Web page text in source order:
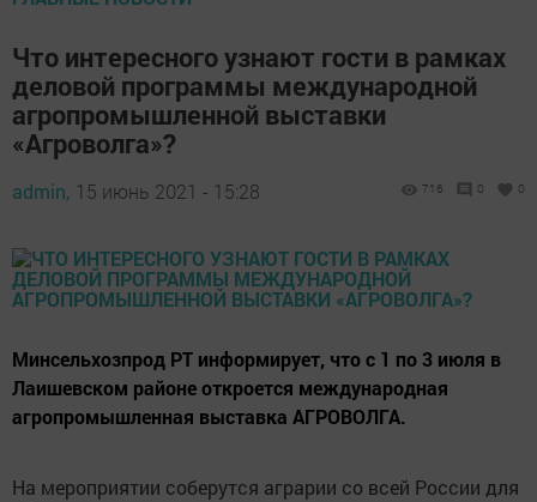
Что интересного узнают гости в рамках
деловой программы международной
агропромышленной выставки
«Агроволга»?
admin, 15 июнь 2021 - 15:28 716 0 0
Минсельхозпрод РТ информирует, что с 1 по 3 июля в
Лаишевском районе откроется международная
агропромышленная выставка АГРОВОЛГА.
На мероприятии соберутся аграрии со всей России для